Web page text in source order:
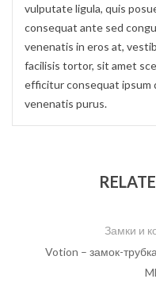
vulputate ligula, quis
consequat ante sed
venenatis in eros at,
facilisis tortor, sit amet
efficitur consequat ipsum
venenatis purus.
Замки и
Votion – замок-